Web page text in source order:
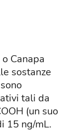
o Canapa
sostanze
tali da
(un suo
15 ng/mL.